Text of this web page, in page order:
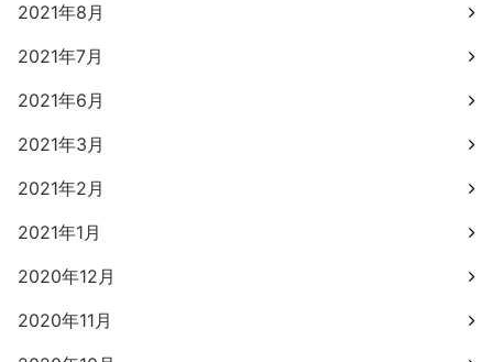
2021年8月
2021年7月
2021年6月
2021年3月
2021年2月
2021年1月
2020年12月
2020年11月